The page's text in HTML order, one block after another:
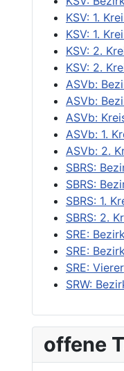
KSV: 1.
KSV: 1.
KSV: 2.
KSV: 2.
ASVb:
ASVb:
ASVb:
ASVb: 1.
ASVb: 2.
SBRS:
SBRS:
SBRS: 1.
SBRS: 2.
SRE:
SRE:
SRE:
SRW:
offene